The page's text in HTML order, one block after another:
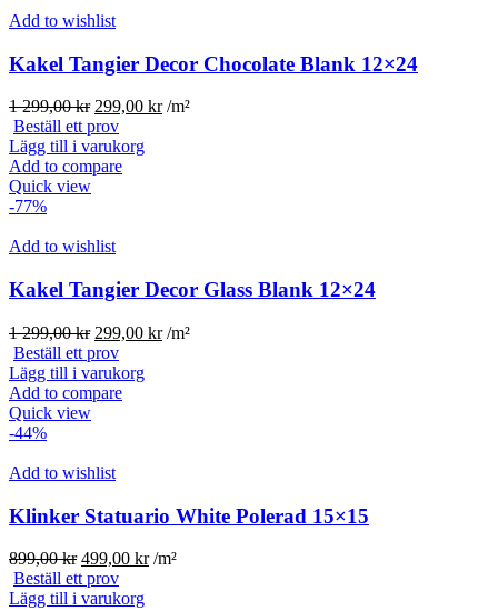
Add to wishlist
Kakel Tangier Decor Chocolate Blank 12×24
1 299,00kr Det
ursprungliga
priset
var:
299,00 krDet
/m²
Beställ ett prov
Lägg till i varukorg
Add to compare
Quick view
-77%
Add to wishlist
Kakel Tangier Decor Glass Blank 12×24
1 299,00kr Det
ursprungliga
priset
var:
299,00 krDet
/m²
Beställ ett prov
Lägg till i varukorg
Add to compare
Quick view
-44%
Add to wishlist
Klinker Statuario White Polerad 15×15
899,00kr Det
ursprungliga
priset
499,00 krDet
/m²
Beställ ett prov
Lägg till i varukorg